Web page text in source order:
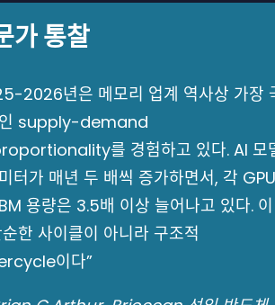
가 통찰
2026년은 메모리 업계 역사상 가장
supply-demand
를 경험하고 있다. AI 모
터가 매년 두 배씩 증가하면서, 각 GPU
용량은 3.5배 이상 늘어나고 있다. 이
한 사이클이 아니라 구조적
이다‍”